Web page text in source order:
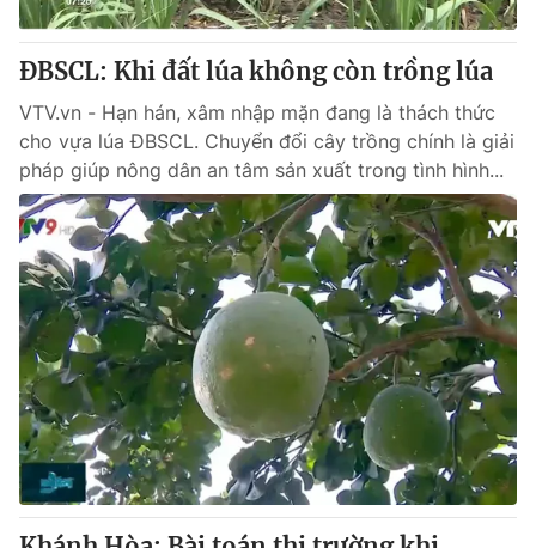
Giấy phép hoạt động báo in và báo điện tử số 483/GP-BTTTT
cấp ngày 29/12/2023
Tổng Biên tập:Vũ Thanh Thủy
Phó Tổng Biên tập:Nguyễn Thị Mỹ Hạnh, Phạm Quốc Thắng,
Nguyễn Trọng Ninh
Tổng đài VTV:024.38 355 931 - 024.38 355 932
Ðiện thoại Thời báo VTV:024.66 897 897
Email:toasoan@vtv.vn
Liên hệ quảng cáo: 024-7300.7108
ĐBSCL: Khi đất lúa không còn trồng lúa
VTV.vn - Hạn hán, xâm nhập mặn đang là thách thức
cho vựa lúa ĐBSCL. Chuyển đổi cây trồng chính là giải
pháp giúp nông dân an tâm sản xuất trong tình hình...